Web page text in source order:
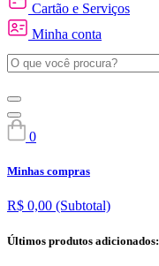
Cartão e Serviços
Minha conta
0
Minhas compras
R$ 0,00 (Subtotal)
Últimos produtos adicionados: